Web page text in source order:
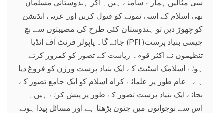
سی مثالیں ہمارے سامنے ہیں۔ اگر ہندوستانی مسلمان
بھی اسلام کے اسی نمونے کو قبول کریں اور عربی ایڈیشن
کو چھوڑ دیں تو ہندوستان کئی طرح کی مصیبتوں سے بچ
جائے گا۔ پاپولر فرنٹ آف انڈیا (PFI )جیسی بنیاد پرست
تنظیموں نے اکثر قوم۔ ریاست کے تصور کو کمزور کرتے
ہوئے اسلامک اسٹیٹ کے ایک بنیاد پرست ورژن کو فروغ دیا
ہے۔ عام طور پر علمائے کرام اسلام کو ایک جامع تصور کے
بجائے ایک بنیاد پرست تصور کے طور پر پیش کرتے ہیں۔
اس سے نوجوانوں میں جنون بڑھتا ہے اور مسائل پیدا ہوتے